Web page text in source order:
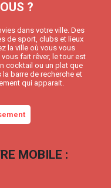
?
dans votre ville. Des
de sport, clubs et lieux
la ville où vous vous
fait rêver, le tour est
cocktail ou un plat que
barre de recherche et
qui apparait.
MOBILE :